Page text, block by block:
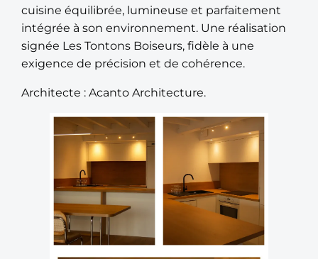
cuisine équilibrée, lumineuse et parfaitement
intégrée à son environnement. Une réalisation
signée Les Tontons Boiseurs, fidèle à une
exigence de précision et de cohérence.
Architecte : Acanto Architecture.